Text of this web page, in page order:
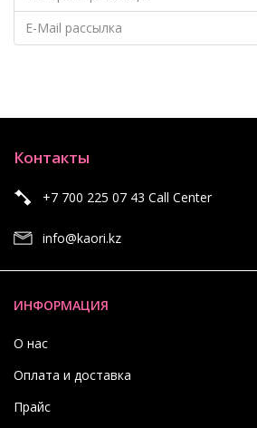
E-Mail рассылка
Контакты
+7 700 225 07 43 Call Center
info@kaori.kz
ИНФОРМАЦИЯ
О нас
Оплата и доставка
Прайс